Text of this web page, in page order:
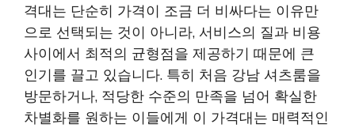
격대는 단순히 가격이 조금 더 비싸다는 이유만
으로 선택되는 것이 아니라, 서비스의 질과 비용
사이에서 최적의 균형점을 제공하기 때문에 큰
인기를 끌고 있습니다. 특히 처음 강남 셔츠룸을
방문하거나, 적당한 수준의 만족을 넘어 확실한
차별화를 원하는 이들에게 이 가격대는 매력적인